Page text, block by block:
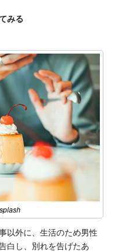
みる
以外に、生活のため男性
白し、別れを告げたあ